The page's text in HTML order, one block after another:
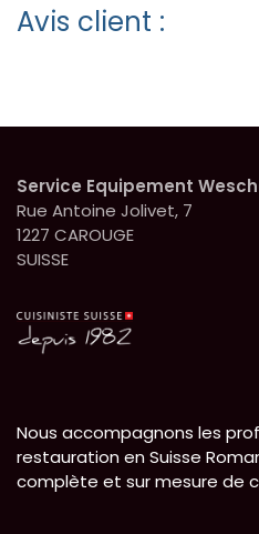
Avis client :
Service Equipement
Rue Antoine Jolivet, 7
1227 CAROUGE
SUISSE
Nous accompagnons les
restauration en Suisse
complète et sur mesure de